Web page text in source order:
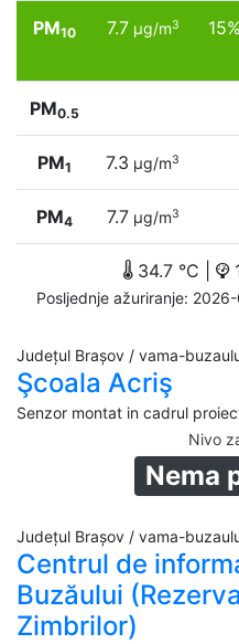
PM10 7.7µg/m3 15%
PM0.5
PM1 7.3 µg/m3
PM4 7.7µg/m3
34.7 °C |
Posljednje ažuriranje:
Județul Brașov / vama-
Şcoala Acriş
Senzor montat in cadrul
Nivo
Nema
Județul Brașov / vama-
Centrul de
Buzăului
Zimbrilor)